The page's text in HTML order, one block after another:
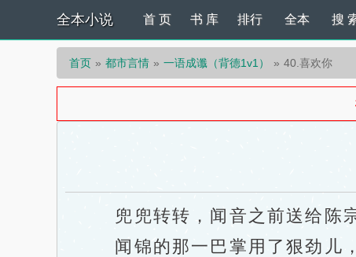
全本小说 首 页 书 库 排行 全本 搜
首页 都市言情 一语成谶（背德1v1） 40.喜欢你
兜兜转转，闻音之前送给陈宗
闻锦的那一巴掌用了狠劲儿，